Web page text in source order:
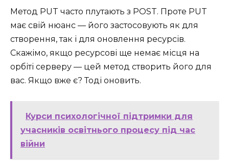
Метод PUT часто плутають з POST. Проте PUT
має свій нюанс — його застосовують як для
створення, так і для оновлення ресурсів.
Скажімо, якщо ресурсові ще немає місця на
орбіті серверу — цей метод створить його для
вас. Якщо вже є? Тоді оновить.
Курси психологічної підтримки для
учасників освітнього процесу під час
війни